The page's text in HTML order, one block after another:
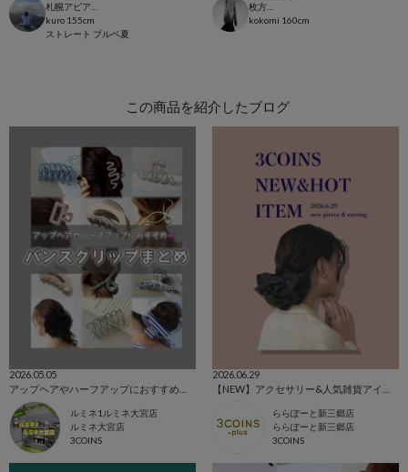
kuro 155cm
ストレート ブルベ夏
枚方モール店
kokomi 160cm
この商品を紹介したブログ
2026.05.05
ルミネ1ルミネ大宮店
ルミネ大宮店
3COINS
2026.06.29
ららぽーと新三郷店
ららぽーと新三郷店
3COINS